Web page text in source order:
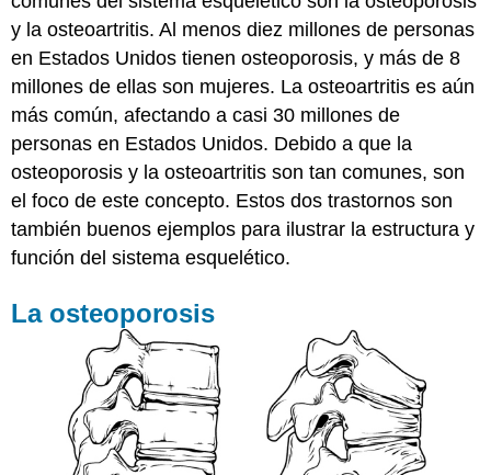
de
riesgo
para
la
Tratamiento
y
Prevención
de
Artrosis
Articulaciones
destressing
Ejercicio
Medicamentos
para
el
dolor
Cirugía
y la osteoartritis. Al menos diez millones de personas
en Estados Unidos tienen osteoporosis, y más de 8
millones de ellas son mujeres. La osteoartritis es aún
más común, afectando a casi 30 millones de
personas en Estados Unidos. Debido a que la
osteoporosis y la osteoartritis son tan comunes, son
el foco de este concepto. Estos dos trastornos son
también buenos ejemplos para ilustrar la estructura y
función del sistema esquelético.
La osteoporosis